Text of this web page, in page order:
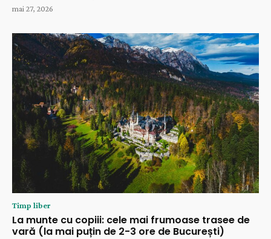
mai 27, 2026
Timp liber
La munte cu copiii: cele mai frumoase trasee de
vară (la mai puțin de 2-3 ore de București)